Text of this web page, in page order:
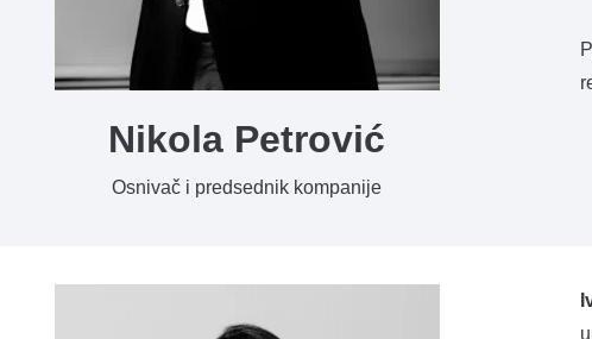
Nikola Petrović
Osnivač i predsednik kompanije